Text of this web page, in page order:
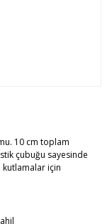
10 cm toplam
çubuğu sayesinde
için